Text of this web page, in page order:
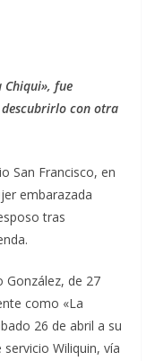
Chiqui», fue
con otra
San Francisco, en
embarazada
tras
González, de 27
como «La
26 de abril a su
Wiliquin, vía